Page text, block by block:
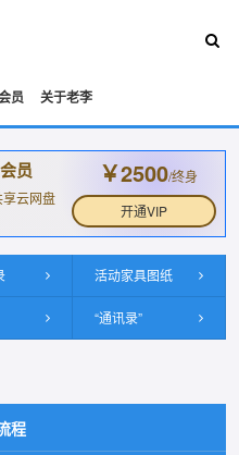
员 关于老李
员
云网盘
￥2500/终身
开通VIP
活动家具图纸
“通讯录”
程